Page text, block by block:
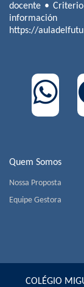
Quem Somos
Nossa Proposta
Equipe Gestora
docente •
https://
COLÉGIO